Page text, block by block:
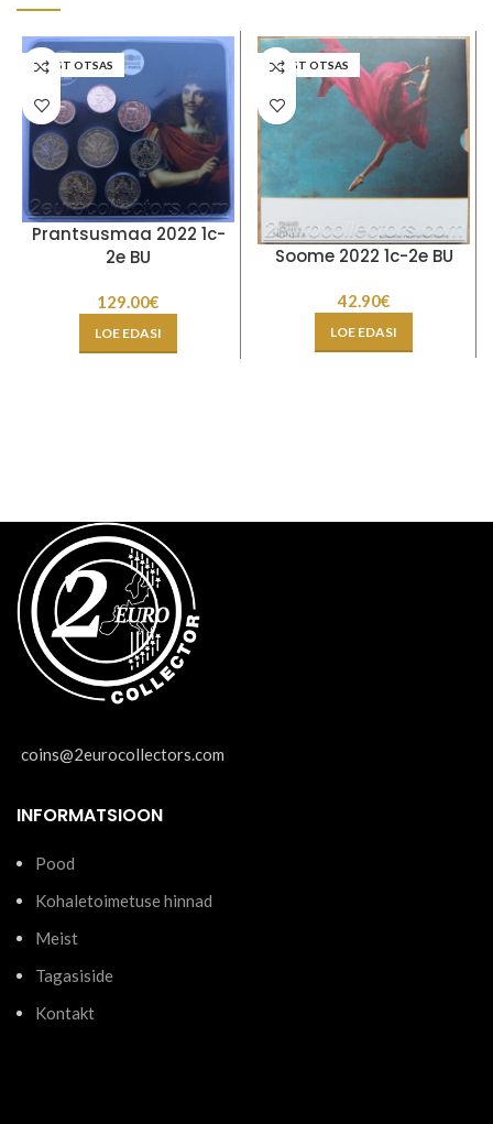
LAOST OTSAS
Prantsusmaa 2022 1c-
2e BU
129.00€
LOE EDASI
LAOST OTSAS
Soome 2022 1c-2e BU
42.90€
LOE EDASI
coins@2eurocollectors.com
INFORMATSIOON
Pood
Kohaletoimetuse hinnad
Meist
Tagasiside
Kontakt